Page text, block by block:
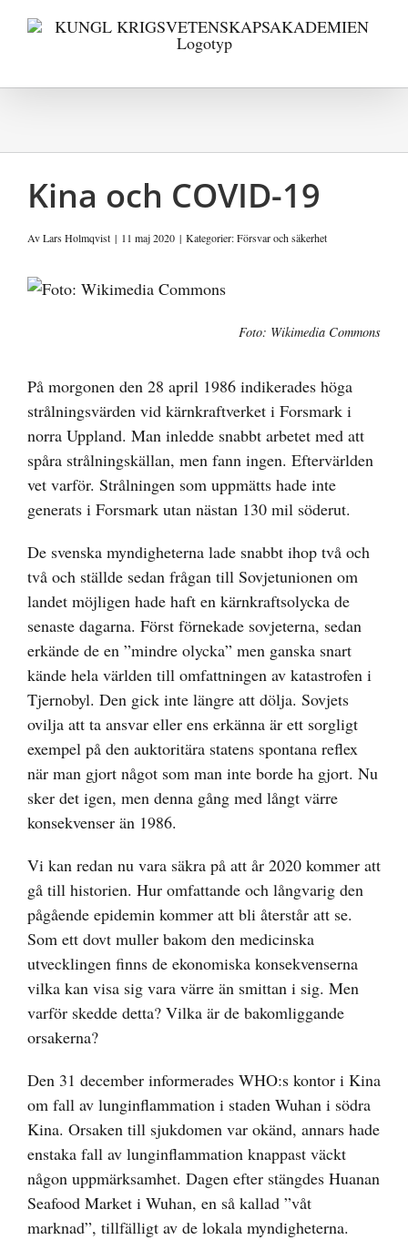
Kina och COVID-19
AvLars Holmqvist | 11 maj 2020 | Kategorier:Försvar och säkerhet
Visa
Foto: Wikimedia Commons
På morgonen den 28 april 1986 indikerades höga
strålningsvärden vid kärnkraftverket i Forsmark i
norra Uppland. Man inledde snabbt arbetet med att
spåra strålningskällan, men fann ingen. Eftervärlden
vet varför. Strålningen som uppmätts hade inte
generats i Forsmark utan nästan 130 mil söderut.
De svenska myndigheterna lade snabbt ihop två och
två och ställde sedan frågan till Sovjetunionen om
landet möjligen hade haft en kärnkraftsolycka de
senaste dagarna. Först förnekade sovjeterna, sedan
erkände de en ”mindre olycka” men ganska snart
kände hela världen till omfattningen av katastrofen i
Tjernobyl. Den gick inte längre att dölja. Sovjets
ovilja att ta ansvar eller ens erkänna är ett sorgligt
exempel på den auktoritära statens spontana reflex
när man gjort något som man inte borde ha gjort. Nu
sker det igen, men denna gång med långt värre
konsekvenser än 1986.
Vi kan redan nu vara säkra på att år 2020 kommer att
gå till historien. Hur omfattande och långvarig den
pågående epidemin kommer att bli återstår att se.
Som ett dovt muller bakom den medicinska
utvecklingen finns de ekonomiska konsekvenserna
vilka kan visa sig vara värre än smittan i sig. Men
varför skedde detta? Vilka är de bakomliggande
orsakerna?
Den 31 december informerades WHO:s kontor i Kina
om fall av lunginflammation i staden Wuhan i södra
Kina. Orsaken till sjukdomen var okänd, annars hade
enstaka fall av lunginflammation knappast väckt
någon uppmärksamhet. Dagen efter stängdes Huanan
Seafood Market i Wuhan, en så kallad ”våt
marknad”, tillfälligt av de lokala myndigheterna.